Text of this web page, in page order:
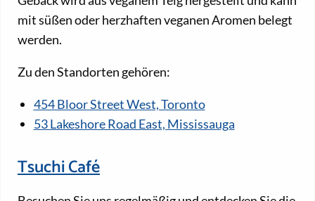
mit süßen oder herzhaften veganen Aromen belegt
werden.
Zu den Standorten gehören:
454 Bloor Street West, Toronto
53 Lakeshore Road East, Mississauga
Tsuchi Café